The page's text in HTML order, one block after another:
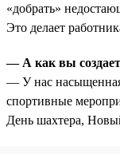
«добрать»
Это делает
— А как вы
— У нас
спортивные
День шахтера,